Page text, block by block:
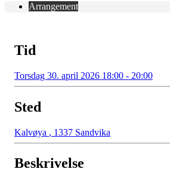
Arrangement
Tid
Torsdag 30. april 2026 18:00 - 20:00
Sted
Kalvøya , 1337 Sandvika
Beskrivelse